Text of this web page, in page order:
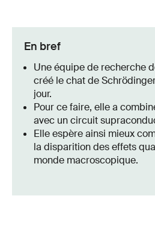
En bref
Une équipe de recherche
créé le chat de
jour.
Pour ce faire, elle a
avec un circuit
Elle espère ainsi mieux
la disparition des effets
monde macroscopique.